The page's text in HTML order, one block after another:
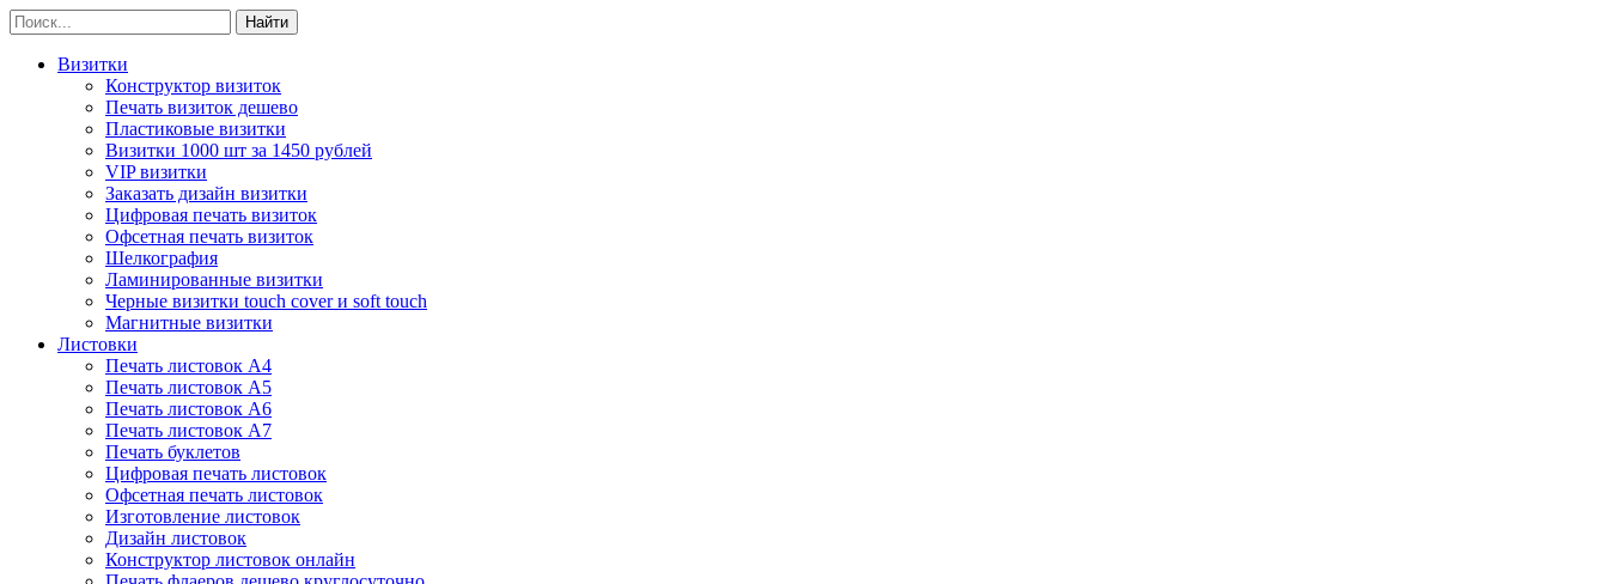
Визитки
Конструктор визиток
Печать визиток дешево
Пластиковые визитки
Визитки 1000 шт за 1450 рублей
VIP визитки
Заказать дизайн визитки
Цифровая печать визиток
Офсетная печать визиток
Шелкография
Ламинированные визитки
Черные визитки touch cover и soft touch
Магнитные визитки
Листовки
Печать листовок А4
Печать листовок А5
Печать листовок А6
Печать листовок А7
Печать буклетов
Цифровая печать листовок
Офсетная печать листовок
Изготовление листовок
Дизайн листовок
Конструктор листовок онлайн